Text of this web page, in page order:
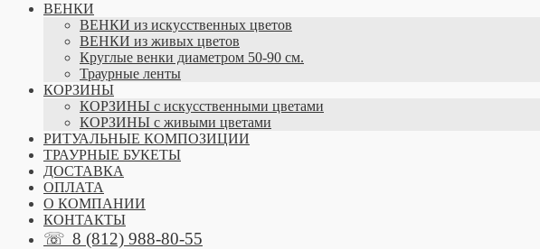
ВЕНКИ
ВЕНКИ из искусственных цветов
ВЕНКИ из живых цветов
Круглые венки диаметром 50-90 см.
Траурные ленты
КОРЗИНЫ
КОРЗИНЫ с искусственными цветами
КОРЗИНЫ с живыми цветами
РИТУАЛЬНЫЕ КОМПОЗИЦИИ
ТРАУРНЫЕ БУКЕТЫ
ДОСТАВКА
ОПЛАТА
О КОМПАНИИ
КОНТАКТЫ
☏ 8 (812) 988-80-55